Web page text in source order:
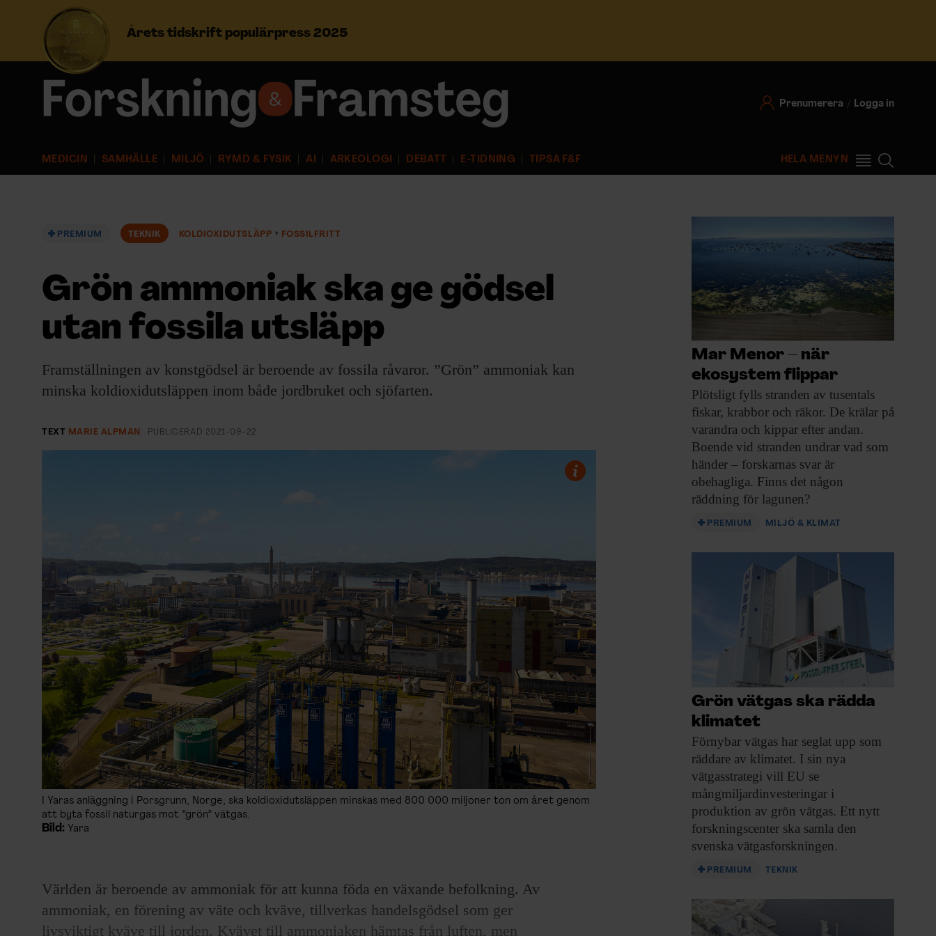
Årets tidskrift populärpress 2025
Prenumerera Logga in
MEDICIN SAMHÄLLE MILJÖ RYMD & FYSIK AI ARKEOLOGI DEBATT E-TIDNING TIPSA F&F HELA MENYN
r
Prenumerera
NYHETSBREV
ARKIV & E-TIDNING
LYSSNA/PODD
EVENEMANG & RESOR
SHOP
KONTAKTA F&F
SKRIV I F&F
PREMIUM TEKNIK KOLDIOXIDUTSLÄPP FOSSILFRITT
Grön ammoniak ska ge gödsel
utan fossila utsläpp
Framställningen av konstgödsel är beroende av fossila råvaror. ”Grön” ammoniak kan
minska koldioxidutsläppen inom både jordbruket och sjöfarten.
TEXT MARIE ALPMAN PUBLICERAD 2021-09-22
I Yaras anläggning i Porsgrunn, Norge, ska koldioxidutsläppen minskas med 800 000 miljoner ton om året genom
att byta fossil naturgas mot ”grön” vätgas.
Bild: Yara
Världen är beroende av ammoniak för att kunna föda en växande befolkning. Av
ammoniak, en förening av väte och kväve, tillverkas handelsgödsel som ger
livsviktigt kväve till jorden. Kvävet till ammoniaken hämtas från luften, men
Mar Menor – när
ekosystem flippar
Plötsligt fylls stranden av tusentals
fiskar, krabbor och räkor. De krälar på
varandra och kippar efter andan.
Boende vid stranden undrar vad som
händer – forskarnas svar är
obehagliga. Finns det någon
räddning för lagunen?
PREMIUM MILJÖ & KLIMAT
Grön vätgas ska rädda
klimatet
Förnybar vätgas har seglat upp som
räddare av klimatet. I sin nya
vätgasstrategi vill EU se
mångmiljardinvesteringar i
produktion av grön vätgas. Ett nytt
forskningscenter ska samla den
svenska vätgasforskningen.
PREMIUM TEKNIK